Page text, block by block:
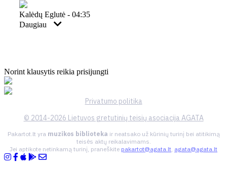
Kalėdų Eglutė - 04:35
Daugiau
Norint klausytis reikia prisijungti
Privatumo politika
© 2014-2026 Lietuvos gretutinių teisių asociacija AGATA
Pakartot.lt yra muzikos biblioteka ir neatsako už kūrinių turinį bei atitikimą
teisės aktų reikalavimams.
Jei aptikote netinkamą turinį, praneškite pakartot@agata.lt agata@agata.lt